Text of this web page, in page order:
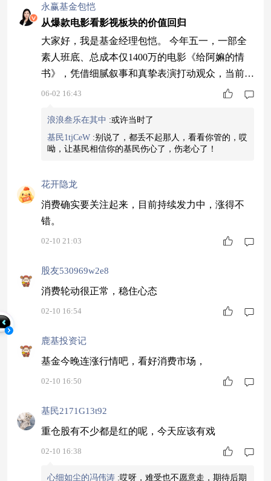
永赢基金包恺
从爆款电影看影视板块的价值回归
大家好，我是基金经理包恺。 今年五一，一部全
素人班底、总成本仅1400万的电影《给阿嫲的情
书》，凭借细腻叙事和真挚表演打动观众，当前票
房预测已达18亿。这部黑马电影的出现，也让我们
要有优质供给，行业需求就能被激活。 去年，我
更多关注游戏方向的机会。因为多家游戏类上市公
司推出超预期产品，盈利明显向上，同时出海层面
06-02 16:43
浪浪叁乐在其中 :或许当时了
基民1tjCeW :别说了，都丢不起那人，看看你管的，哎
呦，让基民相信你的基民伤心了，伤老心了！
花开隐龙
消费确实要关注起来，目前持续发力中，涨得不
错。
02-10 21:03
股友530969w2e8
消费轮动很正常，稳住心态
02-10 16:54
鹿基投资记
基金今晚连涨行情吧，看好消费市场，
02-10 16:50
基民2171G13t92
重仓股有不少都是红的呢，今天应该有戏
02-10 16:38
心细如尘的冯伟涛 :哎呀，难受也不愿意走，期待后期